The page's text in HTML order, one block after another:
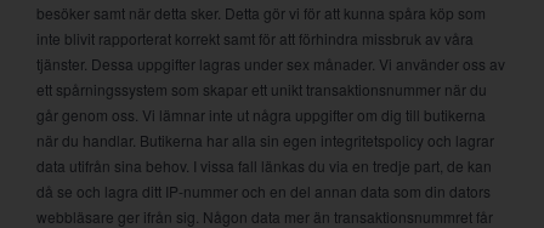
besöker samt när detta sker. Detta gör vi för att kunna spåra köp som
inte blivit rapporterat korrekt samt för att förhindra missbruk av våra
tjänster. Dessa uppgifter lagras under sex månader. Vi använder oss av
ett spårningssystem som skapar ett unikt transaktionsnummer när du
går genom oss. Vi lämnar inte ut några uppgifter om dig till butikerna
när du handlar. Butikerna har alla sin egen integritetspolicy och lagrar
data utifrån sina behov. I vissa fall länkas du via en tredje part, de kan
då se och lagra ditt IP-nummer och en del annan data som din dators
webbläsare ger ifrån sig. Någon data mer än transaktionsnummret får